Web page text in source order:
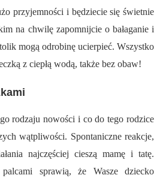
przyjemności i będziecie się świetnie
na chwilę zapomnijcie o bałaganie i
mogą odrobinę ucierpieć. Wszystko
z ciepłą wodą, także bez obaw!
rodzaju nowości i co do tego rodzice
wątpliwości. Spontaniczne reakcje,
najczęściej cieszą mamę i tatę.
sprawią, że Wasze dziecko